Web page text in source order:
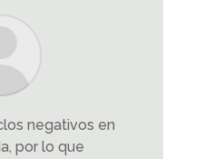
negativos en
por lo que